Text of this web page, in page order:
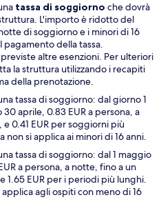
tassa di soggiorno che dovrà
L'importo è ridotto del
di soggiorno e i minori di 16
pagamento della tassa.
altre esenzioni. Per ulteriori
la struttura utilizzando i recapiti
della prenotazione.
tassa di soggiorno: dal giorno 1
aprile, 0.83 EUR a persona, a
0.41 EUR per soggiorni più
non si applica ai minori di 16 anni.
tassa di soggiorno: dal 1 maggio
a persona, a notte, fino a un
1.65 EUR per i periodi più lunghi.
agli ospiti con meno di 16